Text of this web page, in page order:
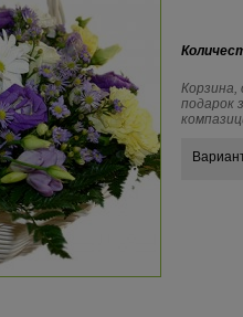
подарок